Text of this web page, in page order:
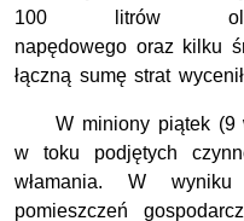
100 litrów
napędowego oraz kilku
łączną sumę strat
W miniony piątek (9
w toku podjętych
włamania. W
pomieszczeń